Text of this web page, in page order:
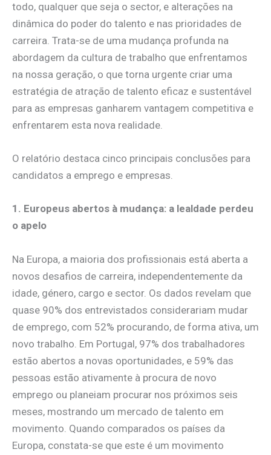
todo, qualquer que seja o sector, e alterações na
dinâmica do poder do talento e nas prioridades de
carreira. Trata-se de uma mudança profunda na
abordagem da cultura de trabalho que enfrentamos
na nossa geração, o que torna urgente criar uma
estratégia de atração de talento eficaz e sustentável
para as empresas ganharem vantagem competitiva e
enfrentarem esta nova realidade.
O relatório destaca cinco principais conclusões para
candidatos a emprego e empresas.
1. Europeus abertos à mudança: a lealdade perdeu
o apelo
Na Europa, a maioria dos profissionais está aberta a
novos desafios de carreira, independentemente da
idade, género, cargo e sector. Os dados revelam que
quase 90% dos entrevistados considerariam mudar
de emprego, com 52% procurando, de forma ativa, um
novo trabalho. Em Portugal, 97% dos trabalhadores
estão abertos a novas oportunidades, e 59% das
pessoas estão ativamente à procura de novo
emprego ou planeiam procurar nos próximos seis
meses, mostrando um mercado de talento em
movimento. Quando comparados os países da
Europa, constata-se que este é um movimento